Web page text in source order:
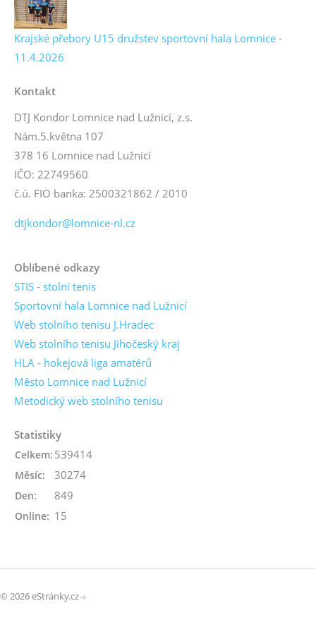
Krajské přebory U15 družstev sportovní hala Lomnice -
11.4.2026
Kontakt
DTJ Kondor Lomnice nad Lužnicí, z.s.
Nám.5.května 107
378 16 Lomnice nad Lužnicí
IČO: 22749560
č.ú. FIO banka: 2500321862 / 2010
dtjkondor@lomnice-nl.cz
Oblíbené odkazy
STIS - stolní tenis
Sportovní hala Lomnice nad Lužnicí
Web stolního tenisu J.Hradec
Web stolního tenisu Jihočeský kraj
HLA - hokejová liga amatérů
Město Lomnice nad Lužnicí
Metodický web stolního tenisu
Statistiky
Online: 15
Celkem: 539414
Měsíc: 30274
Den: 849
© 2026 eStránky.cz